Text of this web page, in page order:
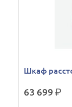
Шкаф
63 699р.